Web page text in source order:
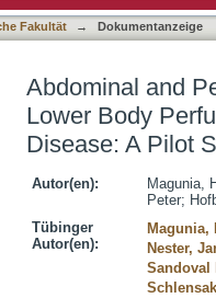
Fakultät → Dokumentanzeige
Abdominal and
Lower Body
Disease: A Pilot
Autor(en):
Magunia,
Peter;
Tübinger
Autor(en):
Magunia,
Nester,
Sandoval